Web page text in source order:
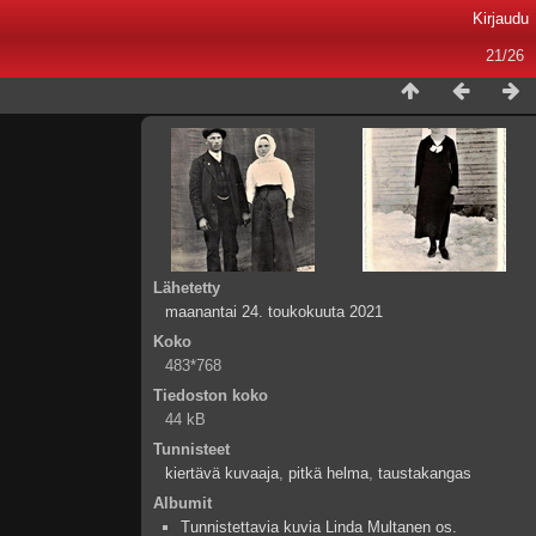
Kirjaudu
21/26
Lähetetty
maanantai 24. toukokuuta 2021
Koko
483*768
Tiedoston koko
44 kB
Tunnisteet
kiertävä kuvaaja, pitkä helma, taustakangas
Albumit
Tunnistettavia kuvia Linda Multanen os.